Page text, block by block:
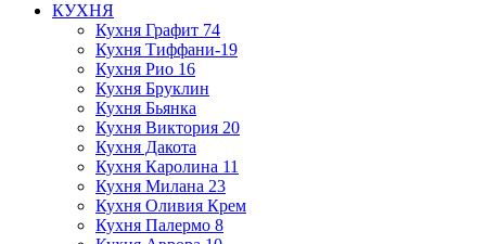
КУХНЯ
Кухня Графит 74
Кухня Тиффани-19
Кухня Рио 16
Кухня Бруклин
Кухня Бьянка
Кухня Виктория 20
Кухня Дакота
Кухня Каролина 11
Кухня Милана 23
Кухня Оливия Крем
Кухня Палермо 8